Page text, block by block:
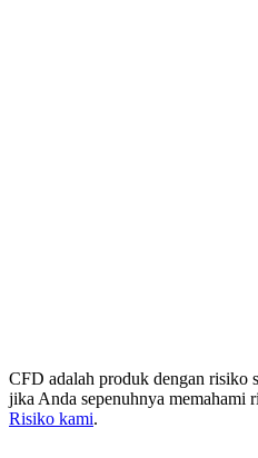
CFD adalah produk dengan risiko
jika Anda sepenuhnya memahami
Risiko kami.